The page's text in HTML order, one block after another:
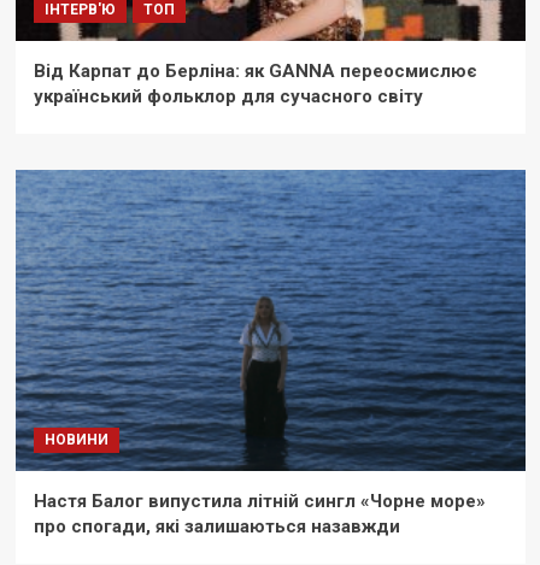
ІНТЕРВ'Ю ТОП
Від Карпат до Берліна: як GANNA переосмислює
український фольклор для сучасного світу
НОВИНИ
Настя Балог випустила літній сингл «Чорне море»
про спогади, які залишаються назавжди